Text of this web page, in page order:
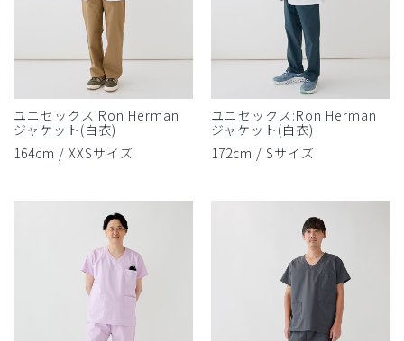
ユニセックス:Ron Herman
ジャケット(白衣)
164cm / XXSサイズ
ユニセックス:Ron Herman
ジャケット(白衣)
172cm / Sサイズ